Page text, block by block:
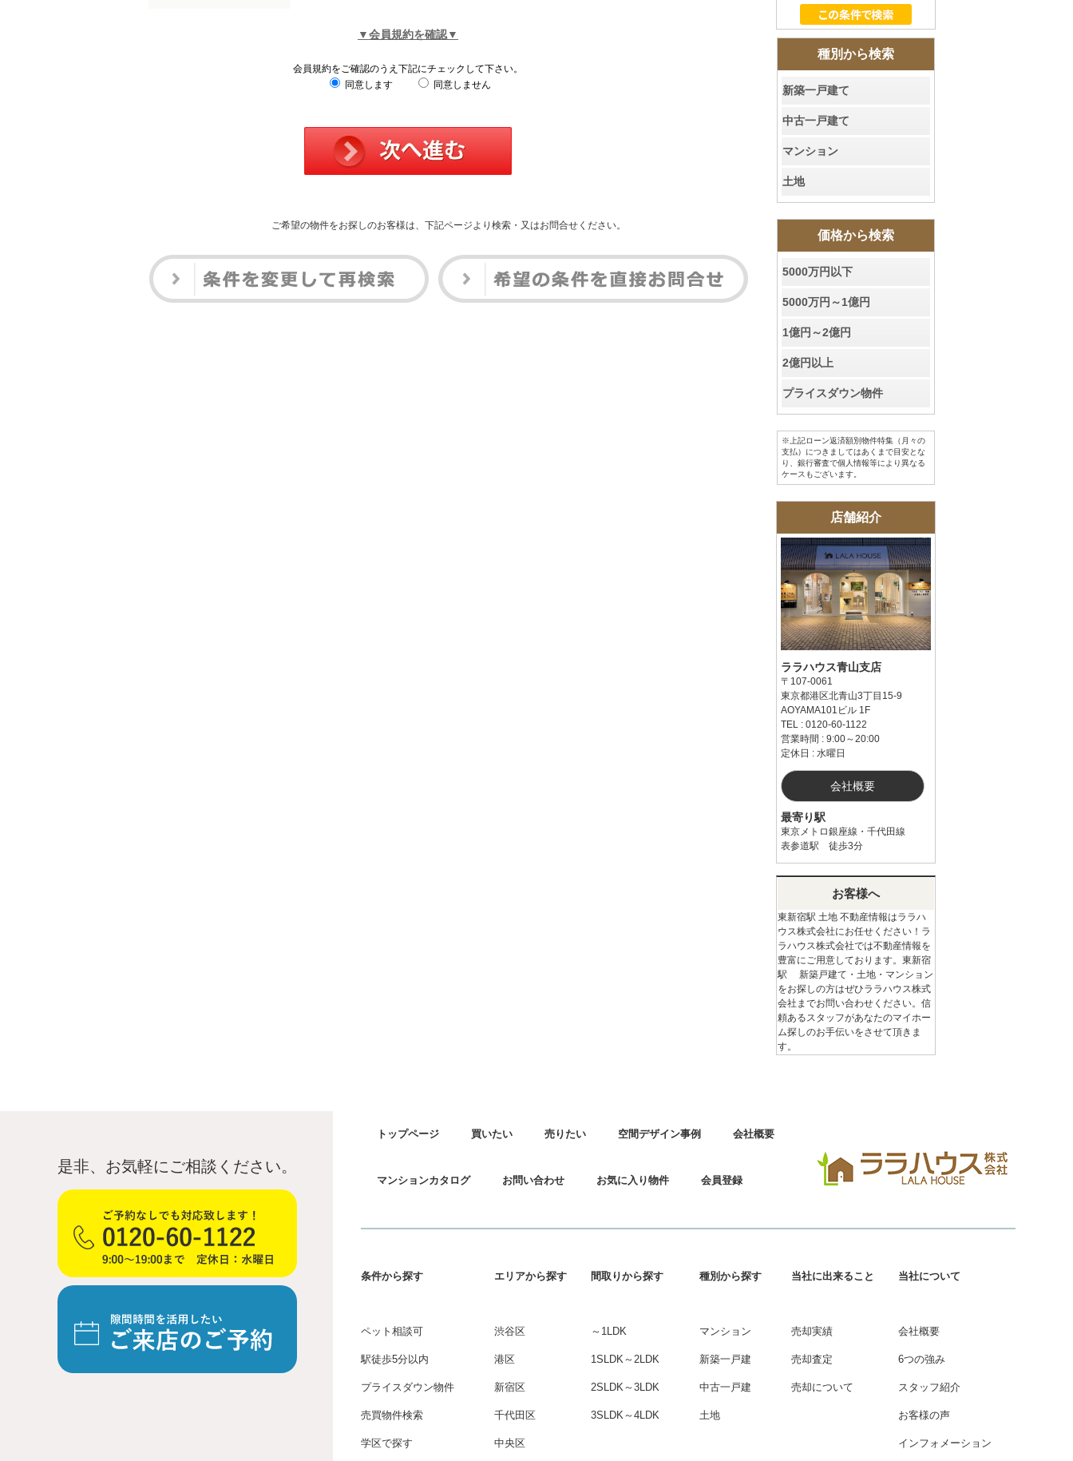
▼会員規約を確認▼
会員規約をご確認のうえ下記にチェックして下さい。
同意します
同意しません
ご希望の物件をお探しのお客様は、下記ページより検索・又はお問合せください。
種別から検索
新築一戸建て
中古一戸建て
マンション
土地
価格から検索
5000万円以下
5000万円～1億円
1億円～2億円
2億円以上
プライスダウン物件
※上記ローン返済額別物件特集（月々の
支払）につきましてはあくまで目安とな
り、銀行審査で個人情報等により異なる
ケースもございます。
店舗紹介
ララハウス青山支店
〒107-0061
東京都港区北青山3丁目15-9
AOYAMA101ビル 1F
TEL : 0120-60-1122
営業時間 : 9:00～20:00
定休日 : 水曜日
会社概要
最寄り駅
東京メトロ銀座線・千代田線
表参道駅 徒歩3分
お客様へ
東新宿駅 土地 不動産情報はララハ
ウス株式会社にお任せください！ラ
ラハウス株式会社では不動産情報を
豊富にご用意しております。東新宿
駅 新築戸建て・土地・マンション
をお探しの方はぜひララハウス株式
会社までお問い合わせください。信
頼あるスタッフがあなたのマイホー
ム探しのお手伝いをさせて頂きま
す。
是非、お気軽にご相談ください。
トップページ 買いたい 売りたい 空間デザイン事例 会社概要
マンションカタログ お問い合わせ お気に入り物件 会員登録
条件から探す
ペット相談可
駅徒歩5分以内
プライスダウン物件
売買物件検索
学区で探す
エリアから探す
渋谷区
港区
新宿区
千代田区
中央区
間取りから探す
～1LDK
1SLDK～2LDK
2SLDK～3LDK
3SLDK～4LDK
種別から探す
マンション
新築一戸建
中古一戸建
土地
当社に出来ること
売却実績
売却査定
売却について
当社について
会社概要
6つの強み
スタッフ紹介
お客様の声
インフォメーション